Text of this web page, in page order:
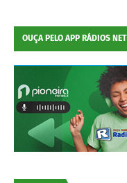
OUÇA PELO APP RÁDIOS NET